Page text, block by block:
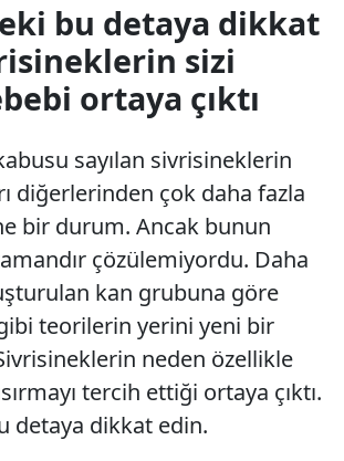
bu detaya dikkat
sizi
ortaya çıktı
sayılan sivrisineklerin
diğerlerinden çok daha fazla
bir durum. Ancak bunun
çözülemiyordu. Daha
kan grubuna göre
teorilerin yerini yeni bir
neden özellikle
tercih ettiği ortaya çıktı.
detaya dikkat edin.